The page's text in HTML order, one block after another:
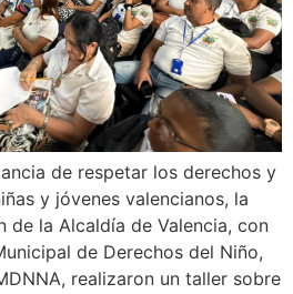
de respetar los derechos y
y jóvenes valencianos, la
de la Alcaldía de Valencia, con
de Derechos del Niño,
realizaron un taller sobre